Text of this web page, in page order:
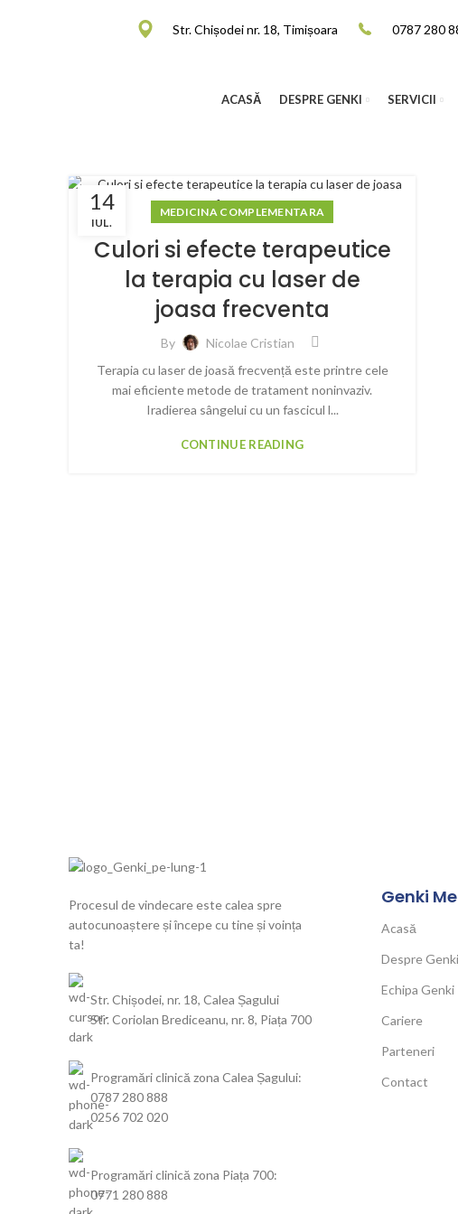
Str. Chișodei nr. 18, Timișoara 0787 280
ACASĂ DESPRE GENKI SERVICII
14
IUL.
MEDICINA COMPLEMENTARA
Culori si efecte terapeutice
la terapia cu laser de
joasa frecventa
By
Nicolae Cristian
Terapia cu laser de joasă frecvență este printre cele
mai eficiente metode de tratament noninvaziv.
Iradierea sângelui cu un fascicul l...
CONTINUE READING
Procesul de vindecare este calea spre
autocunoaștere și începe cu tine și voința
ta!
Str. Chișodei, nr. 18, Calea Șagului
Str. Coriolan Brediceanu, nr. 8, Piața 700
Programări clinică zona Calea Șagului:
0787 280 888
0256 702 020
Programări clinică zona Piața 700:
0771 280 888
Genki
Acasă
Despre Genki
Echipa Genki
Cariere
Parteneri
Contact